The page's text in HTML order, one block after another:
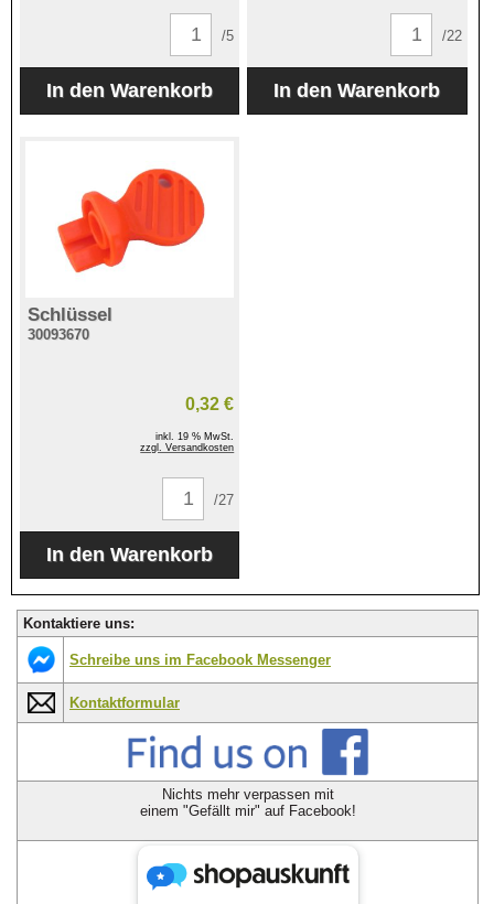
/5 /22
Schlüssel
30093670
0,32 €
inkl. 19 % MwSt.
zzgl. Versandkosten
/27
Kontaktiere uns:
Schreibe uns im Facebook Messenger
Kontaktformular
Nichts mehr verpassen mit
einem "Gefällt mir" auf Facebook!